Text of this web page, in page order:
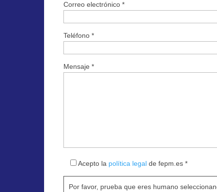
Correo electrónico *
Teléfono *
Mensaje *
Acepto la política legal de fepm.es *
Por favor, prueba que eres humano